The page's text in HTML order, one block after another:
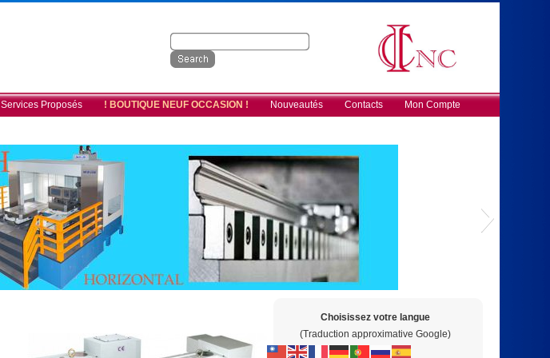
Services Proposés ! BOUTIQUE NEUF OCCASION ! Nouveautés Contacts Mon Compte
IMG-DAHLIH-2
IMG-DAHLIH-1
Choisissez votre langue
(Traduction approximative Google)